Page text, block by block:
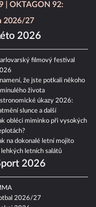
OKTAGON 92:
2026/27
2026
filmový festival
že jste potkali někoho
života
úkazy 2026:
slunce a další
obléci miminko při vysokých
na dokonalé letní mojito
letních salátů
2026
2026/27